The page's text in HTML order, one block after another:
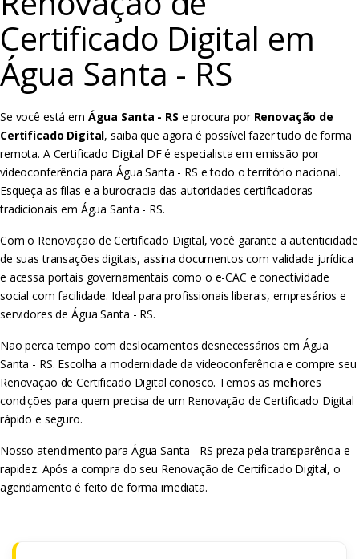
Certificado Digital em
Água Santa - RS
Se você está em Água Santa - RS e procura por Renovação de
Certificado Digital, saiba que agora é possível fazer tudo de forma
remota. A Certificado Digital DF é especialista em emissão por
videoconferência para Água Santa - RS e todo o território nacional.
Esqueça as filas e a burocracia das autoridades certificadoras
tradicionais em Água Santa - RS.
Com o Renovação de Certificado Digital, você garante a autenticidade
de suas transações digitais, assina documentos com validade jurídica
e acessa portais governamentais como o e-CAC e conectividade
social com facilidade. Ideal para profissionais liberais, empresários e
servidores de Água Santa - RS.
Não perca tempo com deslocamentos desnecessários em Água
Santa - RS. Escolha a modernidade da videoconferência e compre seu
Renovação de Certificado Digital conosco. Temos as melhores
condições para quem precisa de um Renovação de Certificado Digital
rápido e seguro.
Nosso atendimento para Água Santa - RS preza pela transparência e
rapidez. Após a compra do seu Renovação de Certificado Digital, o
agendamento é feito de forma imediata.